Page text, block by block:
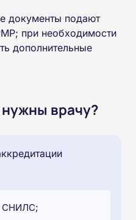
документы подают
при необходимости
дополнительные
врачу?
СНИЛС;